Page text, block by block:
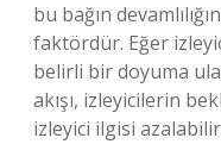
bu bağın
faktördür. Eğer
belirli bir doyuma
akışı, izleyicilerin
izleyici ilgisi